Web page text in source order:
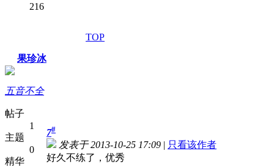
216
TOP
果珍冰
五音不全
帖子
1
主题
0
精华
7#
发表于 2013-10-25 17:09 | 只看该作者
好久不练了，优秀